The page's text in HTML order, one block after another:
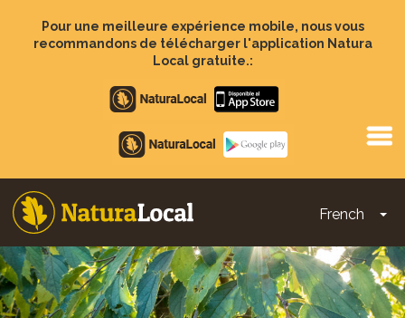
contenu
Pour une meilleure expérience mobile, nous vous
recommandons de télécharger l'application Natura
Local gratuite.:
Apple
store
Google
Play
French
Main
navigation